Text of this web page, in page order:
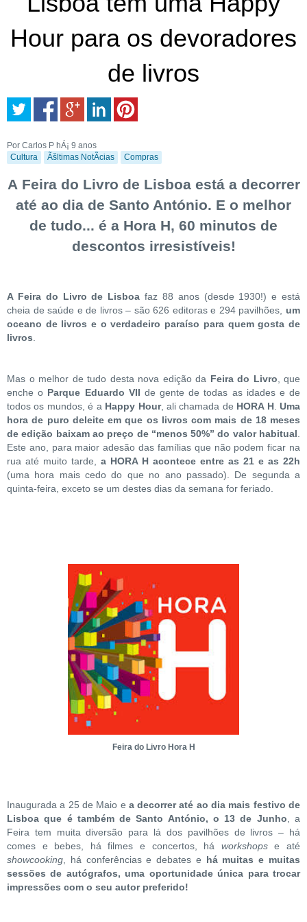
Hour para os devoradores
de livros
Por Carlos P hÁ¡ 9 anos
Cultura
Ãšltimas NotÃ­cias Compras
A Feira do Livro de Lisboaestá a decorrer
até ao dia de Santo António. E o melhor
de tudo... é a Hora H, 60 minutos de
descontos irresistíveis!
A Feira do Livro de Lisboa faz 88 anos (desde 1930!) e está
cheia de saúde e de livros – são 626 editoras e 294 pavilhões, um
oceano de livros e o verdadeiro paraíso para quem gosta de
livros
Mas o melhor de tudo desta nova edição da Feira do Livro , que
enche o Parque Eduardo VII de gente de todas as idades e de
todos os mundos, é a Happy Hour, ali chamada de HORA H.Uma
hora de puro deleite em que os livros com mais de 18 meses
de edição baixam ao preço de “menos 50%” do valor habitual
Este ano, para maior adesão das famílias que não podem ficar na
rua até muito tarde, a HORA H acontece entre as 21 e as 22h
(uma hora mais cedo do que no ano passado). De segunda a
quinta-feira, exceto se um destes dias da semana for feriado.
Feira do Livro Hora H
Inaugurada a 25 de Maio e a decorrer até ao dia mais festivo de
Lisboa que é também de Santo António, o 13 de Junho , a
Feira tem muita diversão para lá dos pavilhões de livros – há
comes e bebes, há filmes e concertos, há workshopse até
showcooking , há conferências e debates e há muitas e muitas
sessões de autógrafos, uma oportunidade única para trocar
impressões com o seu autor preferido!